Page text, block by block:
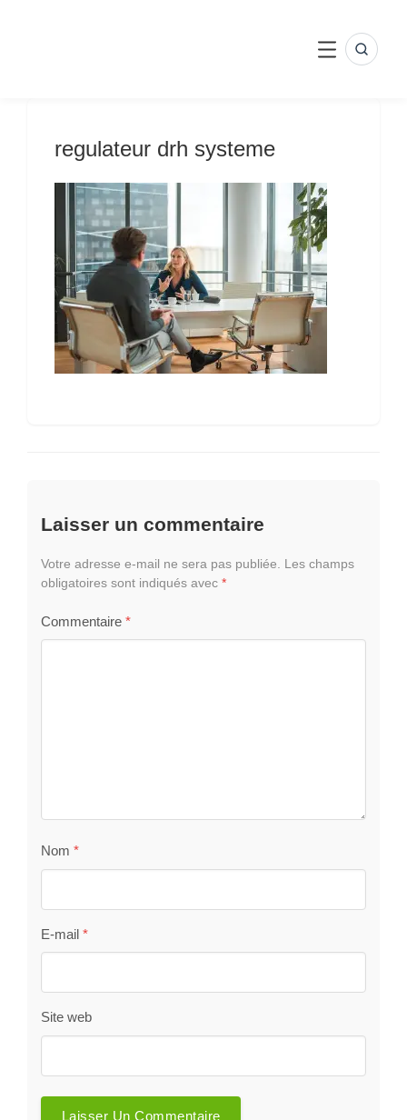
MENU
regulateur drh systeme
Laisser un commentaire
Votre adresse e-mail ne sera pas publiée.
Les champs
obligatoires sont indiqués avec *
Commentaire *
Nom *
E-mail *
Site web